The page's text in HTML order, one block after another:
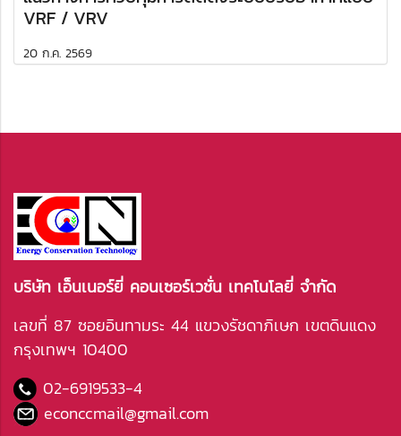
VRF / VRV
20 ก.ค. 2569
บริษัท เอ็นเนอร์ยี่ คอนเซอร์เวชั่น เทคโนโลยี่ จำกัด
เลขที่ 87 ซอยอินทามระ 44 แขวงรัชดาภิเษก เขตดินแดง
กรุงเทพฯ 10400
02-6919533-4
econccmail@gmail.com